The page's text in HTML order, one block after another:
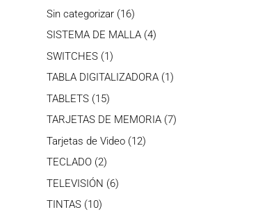
productos
Sin categorizar 1616
productos
SISTEMA DE MALLA 44
SWITCHES 11
producto
TABLA DIGITALIZADORA 11
TABLETS 1515
productos
TARJETAS DE MEMORIA 77
Tarjetas de Video 1212
TECLADO 22
productos
TELEVISIÓN 66
TINTAS 1010